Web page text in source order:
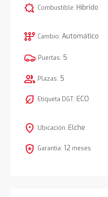
comic_bubble Combustible: Híbrido
auto_transmission Cambio: Automático
Puertas: 5
group Plazas: 5
nest_eco_leaf Etiqueta DGT: ECO
location_on Ubicación: Elche
local_police Garantía: 12 meses